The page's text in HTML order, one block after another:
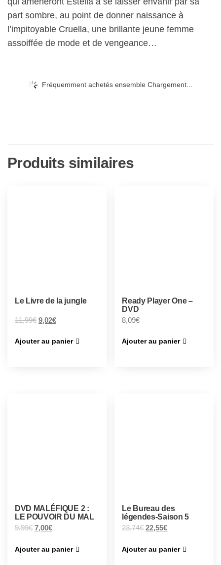
part sombre, au point de donner naissance à
l’impitoyable Cruella, une brillante jeune femme
assoiffée de mode et de vengeance…
Fréquemment achetés ensemble Chargement...
Produits similaires
Le Livre de la jungle
11,99€ 9,02€
Ajouter au panier
Ready Player One –
DVD
8,09€
Ajouter au panier
DVD MALÉFIQUE 2 :
LE POUVOIR DU MAL
9,99€ 7,00€
Ajouter au panier
Le Bureau des
légendes-Saison 5
23,74€ 22,55€
Ajouter au panier